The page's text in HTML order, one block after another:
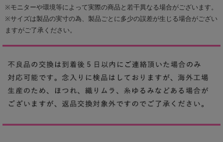
※モニターや環境等によって実際の商品と若干異なる場合がございます。
※サイズは製品の実寸の為、製品ごとに多少の誤差が生じる場合がござい
ますがご了承ください。